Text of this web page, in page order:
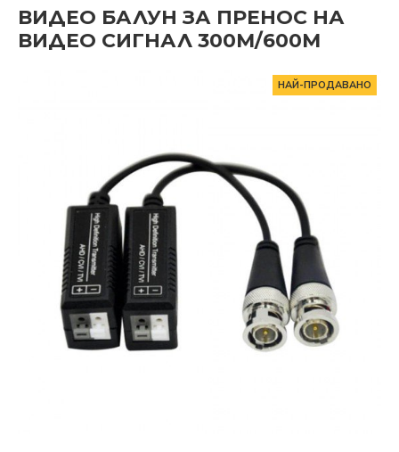
ВИДЕО БАЛУН ЗА ПРЕНОС НА
ВИДЕО СИГНАЛ 300M/600M
НАЙ-ПРОДАВАНО